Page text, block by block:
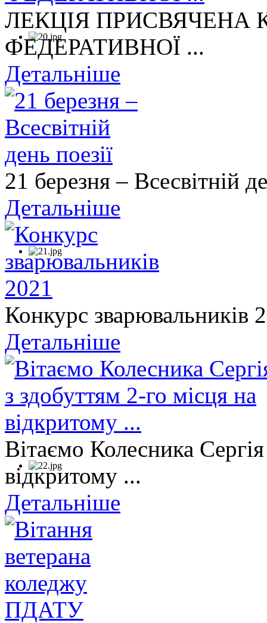
ЛЕКЦІЯ ПРИСВЯЧЕНА
ФЕДЕРАТИВНОЇ ...
Детальніше
21 березня – Всесвітній
Детальніше
Конкурс зварювальників
Детальніше
Вітаємо Колесника
відкритому ...
Детальніше